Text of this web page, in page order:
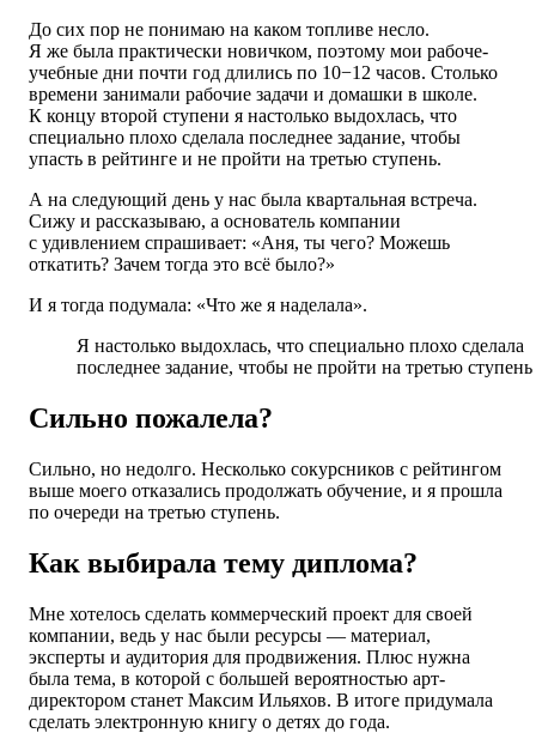
До сих пор не понимаю на каком топливе несло.
Я же была практически новичком, поэтому мои рабоче-
учебные дни почти год длились по 10−12 часов. Столько
времени занимали рабочие задачи и домашки в школе.
К концу второй ступени я настолько выдохлась, что
специально плохо сделала последнее задание, чтобы
упасть в рейтинге и не пройти на третью ступень.
А на следующий день у нас была квартальная встреча.
Сижу и рассказываю, а основатель компании
с удивлением спрашивает: «Аня, ты чего? Можешь
откатить? Зачем тогда это всё было?»
И я тогда подумала: «Что же я наделала».
Я настолько выдохлась, что специально плохо сделала
последнее задание, чтобы не пройти на третью ступень
Сильно пожалела?
Сильно, но недолго. Несколько сокурсников с рейтингом
выше моего отказались продолжать обучение, и я прошла
по очереди на третью ступень.
Как выбирала тему диплома?
Мне хотелось сделать коммерческий проект для своей
компании, ведь у нас были ресурсы — материал,
эксперты и аудитория для продвижения. Плюс нужна
была тема, в которой с большей вероятностью арт-
директором станет Максим Ильяхов. В итоге придумала
сделать электронную книгу о детях до года.